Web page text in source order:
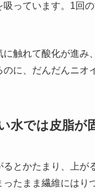
吸っています。1回
触れて酸化が進み
のに、だんだんニ
水では皮脂が
るとかたまり、上
ったまま繊維にはり